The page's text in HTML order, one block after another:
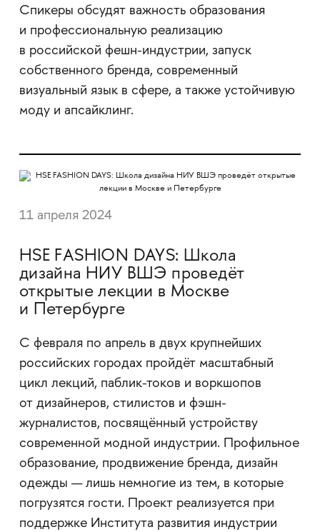
Спикеры обсудят важность образования
и профессиональную реализацию
в российской фешн-индустрии, запуск
собственного бренда, современный
визуальный язык в сфере, а также устойчивую
моду и апсайклинг.
11 апреля 2024
HSE FASHION DAYS: Школа
дизайна НИУ ВШЭ проведёт
открытые лекции в Москве
и Петербурге
С февраля по апрель в двух крупнейших
российских городах пройдёт масштабный
цикл лекций, паблик-токов и воркшопов
от дизайнеров, стилистов и фэшн-
журналистов, посвящённый устройству
современной модной индустрии. Профильное
образование, продвижение бренда, дизайн
одежды — лишь немногие из тем, в которые
погрузятся гости. Проект реализуется при
поддержке Института развития индустрии